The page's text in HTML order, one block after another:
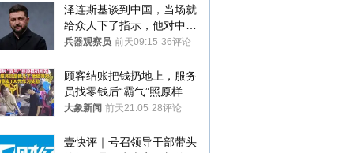
泽连斯基谈到中国，当场就
给众人下了指示，他对中国
和中乌关系，显然又有了新
兵器观察员 前天09:15 36评论
顾客结账把钱扔地上，服务
员找零钱后“霸气”照原样扔
回去
大象新闻 前天21:05 28评论
壹快评｜号召领导干部带头